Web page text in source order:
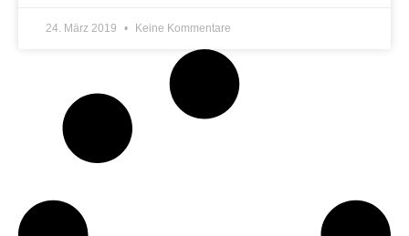
24. März 2019 Keine Kommentare